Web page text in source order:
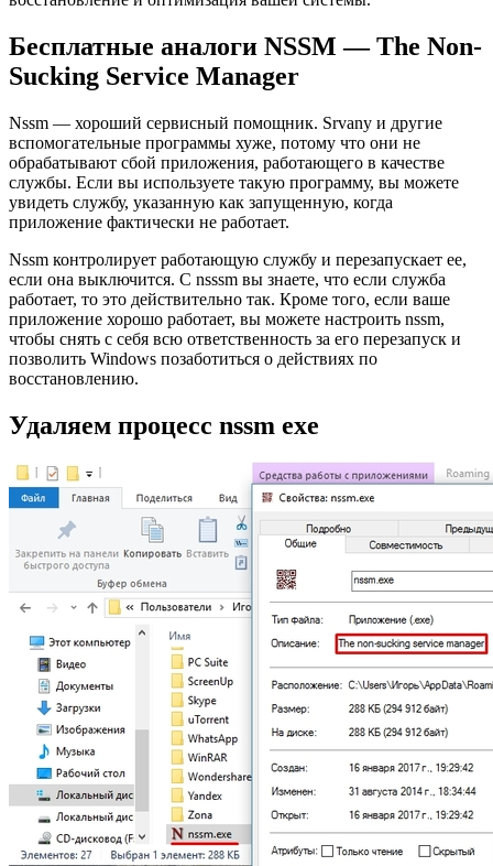
Бесплатные аналоги NSSM — The Non-
Sucking Service Manager
Nssm — хороший сервисный помощник. Srvany и другие
вспомогательные программы хуже, потому что они не
обрабатывают сбой приложения, работающего в качестве
службы. Если вы используете такую ​​программу, вы можете
увидеть службу, указанную как запущенную, когда
приложение фактически не работает.
Nssm контролирует работающую службу и перезапускает ее,
если она выключится. С nsssm вы знаете, что если служба
работает, то это действительно так. Кроме того, если ваше
приложение хорошо работает, вы можете настроить nssm,
чтобы снять с себя всю ответственность за его перезапуск и
позволить Windows позаботиться о действиях по
восстановлению.
Удаляем процесс nssm exe